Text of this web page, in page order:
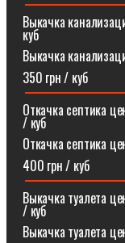
Выкачка
куб
Выкачка
350 грн / куб
Откачка
/ куб
Откачка септика
400 грн / куб
Выкачка
/ куб
Выкачка туалета